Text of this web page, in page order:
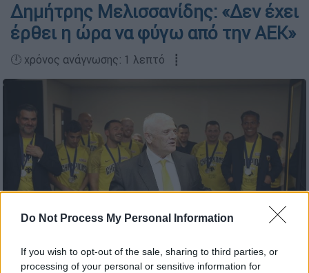
Do Not Process My Personal Information
If you wish to opt-out of the sale, sharing to third parties, or
processing of your personal or sensitive information for
Δημήτρης Μελισσανίδης: «Δεν έχει
έρθει η ώρα να φύγω από την ΑΕΚ»
🕛 χρόνος ανάγνωσης: 1 λεπτό ┋
Intime